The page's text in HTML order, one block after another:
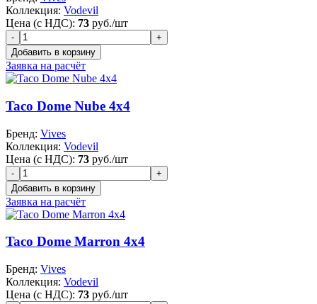
Коллекция: Vodevil
Цена (с НДС): 73 руб./шт
Заявка на расчёт
Taco Dome Nube 4x4
Бренд: Vives
Коллекция: Vodevil
Цена (с НДС): 73 руб./шт
Заявка на расчёт
Taco Dome Marron 4x4
Бренд: Vives
Коллекция: Vodevil
Цена (с НДС): 73 руб./шт